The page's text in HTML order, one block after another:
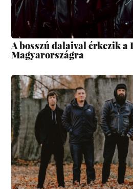
A bosszú dalaival érkezik a
Magyarországra